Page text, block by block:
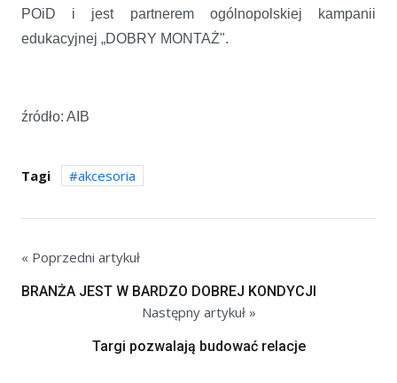
POiD i jest partnerem ogólnopolskiej kampanii
edukacyjnej „DOBRY MONTAŻ".
źródło: AIB
Tagi akcesoria
« Poprzedni artykuł
BRANŻA JEST W BARDZO DOBREJ KONDYCJI
Następny artykuł »
Targi pozwalają budować relacje